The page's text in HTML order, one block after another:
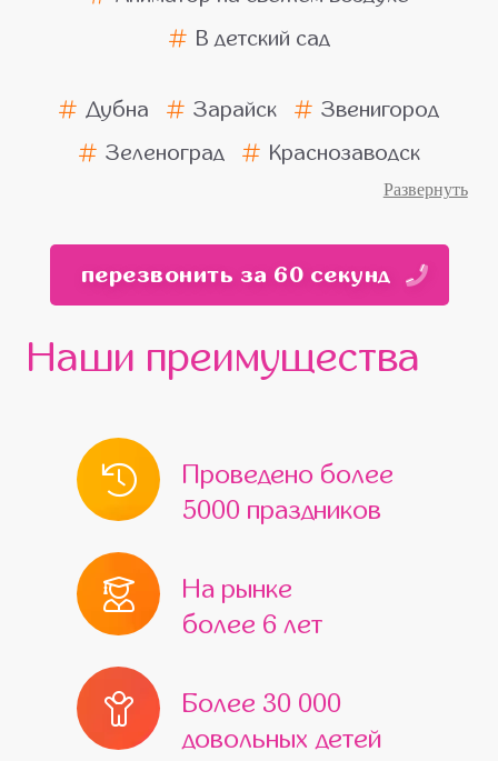
В детский сад
Дубна Зарайск
Звенигород
Зеленоград
Краснозаводск
Подольск
Балашиха
Химки
Люберцы
Красногорск
Мытищи
Бронницы
Волоколамск
Воскресенск
Дзержинский
Домодедово
Егорьевск
Ивантеевка
Кашира
Климовск
Коломна
Красноармейск
Краснознаменск
перезвонить за 60 секунд
Наши преимущества
Проведено более
5000 праздников
На рынке
более 6 лет
Более 30 000
довольных детей